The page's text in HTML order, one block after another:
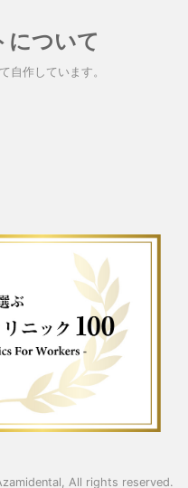
について
自作しています。
, All rights reserved.